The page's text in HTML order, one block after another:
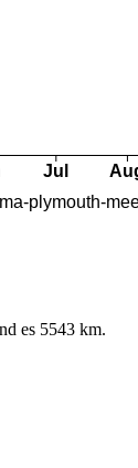
es 5543 km.